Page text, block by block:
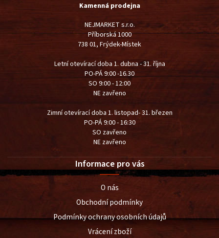
Kamenná prodejna
NEJMARKET s.r.o.
Příborská 1000
738 01, Frýdek-Místek
Letní otevírací doba 1. dubna - 31. října
PO-PÁ 9:00 -16.30
SO 9:00 - 12:00
NE zavřeno
Zimní otevírací doba 1. listopad- 31. březen
PO-PÁ 9:00 - 16:30
SO zavřeno
NE zavřeno
Informace pro vás
O nás
Obchodní podmínky
Podmínky ochrany osobních údajů
Vrácení zboží